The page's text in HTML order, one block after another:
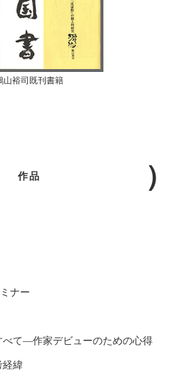
山裕司既刊書籍
作品
ナー
べて―作家デビューのための心得
経緯